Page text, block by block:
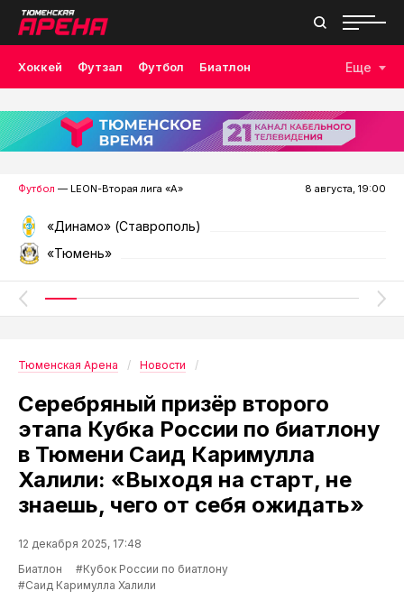
Хоккей Футзал Футбол Биатлон
Лыжные гонки Волейбол Плавание Дзюдо
Скалолазание Велоспорт Бокс
Еще
Футбол — LEON-Вторая лига «А» 8 августа, 19:00
«Динамо» (Ставрополь)
«Тюмень»
Тюменская Арена Новости
Серебряный призёр второго
этапа Кубка России по биатлону
в Тюмени Саид Каримулла
Халили: «Выходя на старт, не
знаешь, чего от себя ожидать»
12 декабря 2025, 17:48
Биатлон
#Кубок России по биатлону
#Саид Каримулла Халили